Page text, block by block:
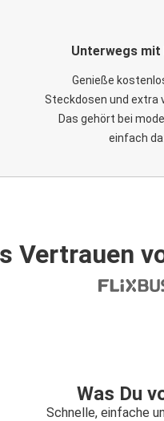
Unterwegs
Genieße
Steckdosen und extra
Das gehört bei
einfach
Vertrauen
Was Du
Schnelle, einfache